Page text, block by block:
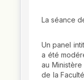
La séance
Un panel
a été
au Ministère
de la